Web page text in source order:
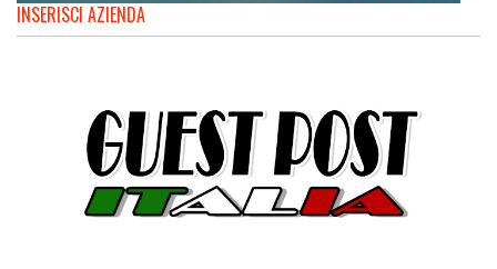
INSERISCI AZIENDA